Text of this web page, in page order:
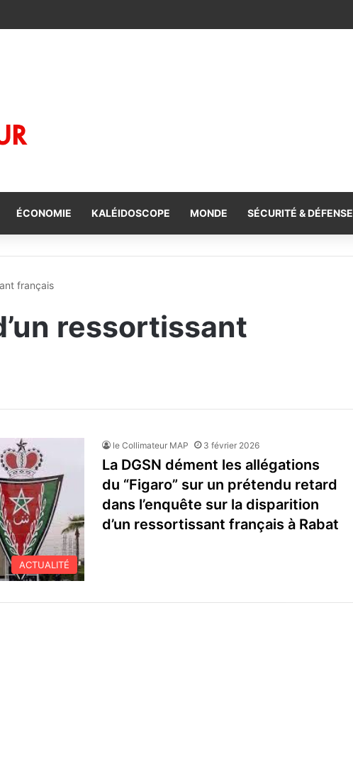
du jour en hausse sur les plaines nord
ÉCONOMIE KALÉIDOSCOPE MONDE SÉCURITÉ & DÉFENSE
français
ressortissant
ACTUALITÉ
le Collimateur MAP 3 février 2026
La DGSN dément les allégations
du “Figaro” sur un prétendu retard
dans l’enquête sur la disparition
d’un ressortissant français à Rabat